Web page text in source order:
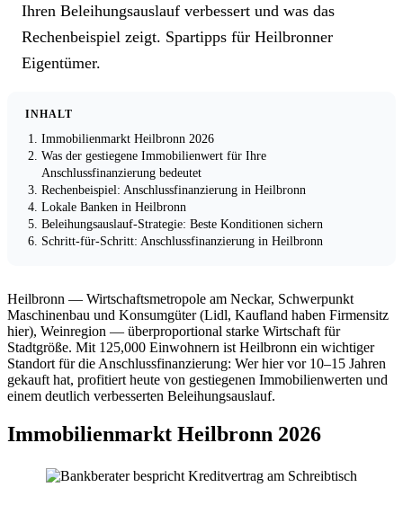
Ihren Beleihungsauslauf verbessert und was das
Rechenbeispiel zeigt. Spartipps für Heilbronner
Eigentümer.
INHALT
Immobilienmarkt Heilbronn 2026
Was der gestiegene Immobilienwert für Ihre
Anschlussfinanzierung bedeutet
Rechenbeispiel: Anschlussfinanzierung in Heilbronn
Lokale Banken in Heilbronn
Beleihungsauslauf-Strategie: Beste Konditionen sichern
Schritt-für-Schritt: Anschlussfinanzierung in Heilbronn
Heilbronn — Wirtschaftsmetropole am Neckar, Schwerpunkt
Maschinenbau und Konsumgüter (Lidl, Kaufland haben Firmensitz
hier), Weinregion — überproportional starke Wirtschaft für
Stadtgröße. Mit 125,000 Einwohnern ist Heilbronn ein wichtiger
Standort für die Anschlussfinanzierung: Wer hier vor 10–15 Jahren
gekauft hat, profitiert heute von gestiegenen Immobilienwerten und
einem deutlich verbesserten Beleihungsauslauf.
Immobilienmarkt Heilbronn 2026